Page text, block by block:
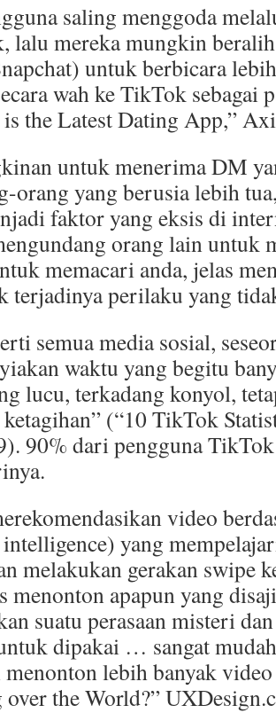
saling menggoda
lalu mereka mungkin
untuk berbicara
wah ke TikTok sebagai
the Latest Dating App,”
untuk menerima DM
orang yang berusia lebih
faktor yang eksis di
orang lain untuk
memacari anda, jelas
terjadinya perilaku yang
semua media sosial,
waktu yang begitu
lucu, terkadang konyol,
(“10 TikTok
90% dari pengguna
video
yang
melakukan gerakan swipe
menonton apapun yang
suatu perasaan misteri
dipakai … sangat
lebih banyak
over the World?”